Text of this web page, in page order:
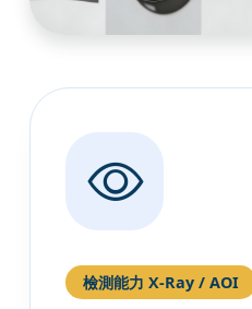
檢測能力 X-Ray / AOI